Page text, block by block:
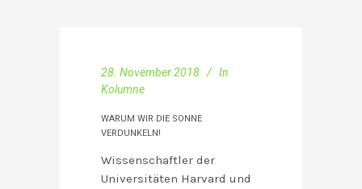
28. November 2018
In
Kolumne
WARUM WIR DIE SONNE
VERDUNKELN!
Wissenschaftler der
Universitäten Harvard und